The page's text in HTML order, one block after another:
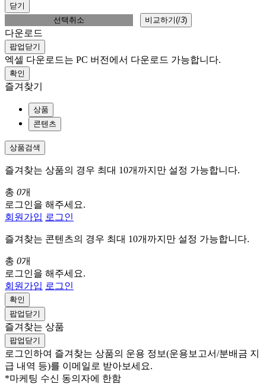
닫기
선택취소
비교하기(/3)
다운로드
팝업닫기
엑셀 다운로드는 PC 버전에서 다운로드 가능합니다.
확인
즐겨찾기
상품
콘텐츠
상품검색
즐겨찾는 상품의 경우 최대 10개까지만 설정 가능합니다.
총 0개
로그인을 해주세요.
회원가입 로그인
즐겨찾는 콘텐츠의 경우 최대 10개까지만 설정 가능합니다.
총 0개
로그인을 해주세요.
회원가입 로그인
확인
팝업닫기
즐겨찾는 상품
팝업닫기
로그인하여 즐겨찾는 상품의 운용 정보(운용보고서/분배금 지
급 내역 등)를 이메일로 받아보세요.
*마케팅 수신 동의자에 한함